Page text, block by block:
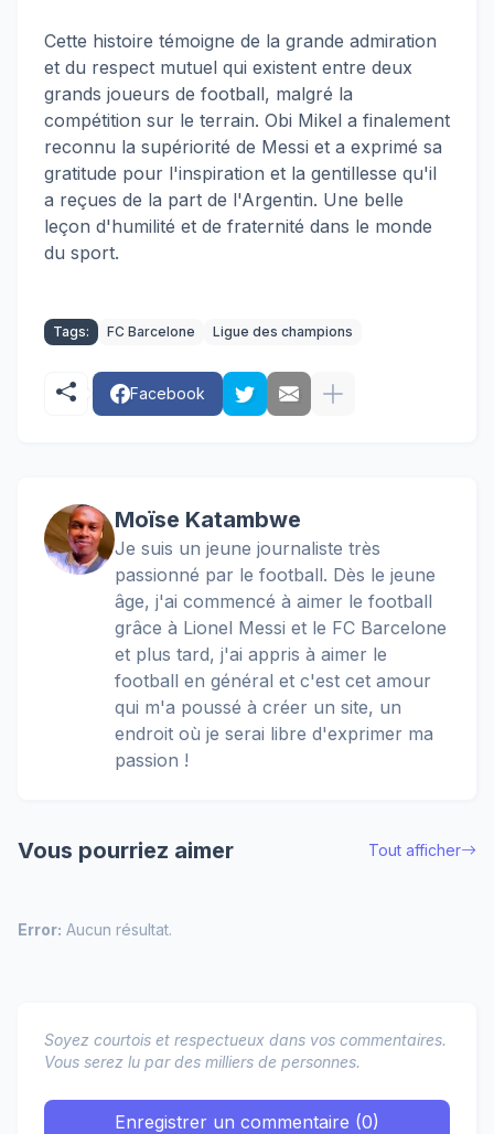
Cette histoire témoigne de la grande admiration
et du respect mutuel qui existent entre deux
grands joueurs de football, malgré la
compétition sur le terrain. Obi Mikel a finalement
reconnu la supériorité de Messi et a exprimé sa
gratitude pour l'inspiration et la gentillesse qu'il
a reçues de la part de l'Argentin. Une belle
leçon d'humilité et de fraternité dans le monde
du sport.
Tags: FC Barcelone Ligue des champions
Facebook
Moïse Katambwe
Je suis un jeune journaliste très
passionné par le football. Dès le jeune
âge, j'ai commencé à aimer le football
grâce à Lionel Messi et le FC Barcelone
et plus tard, j'ai appris à aimer le
football en général et c'est cet amour
qui m'a poussé à créer un site, un
endroit où je serai libre d'exprimer ma
passion !
Vous pourriez aimer Tout afficher
Error: Aucun résultat.
Soyez courtois et respectueux dans vos commentaires.
Vous serez lu par des milliers de personnes.
Enregistrer un commentaire (0)